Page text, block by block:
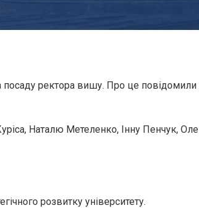
посаду ректора вишу. Про це повідомили
Наталю Метеленко, Інну Пенчук,
розвитку університету.